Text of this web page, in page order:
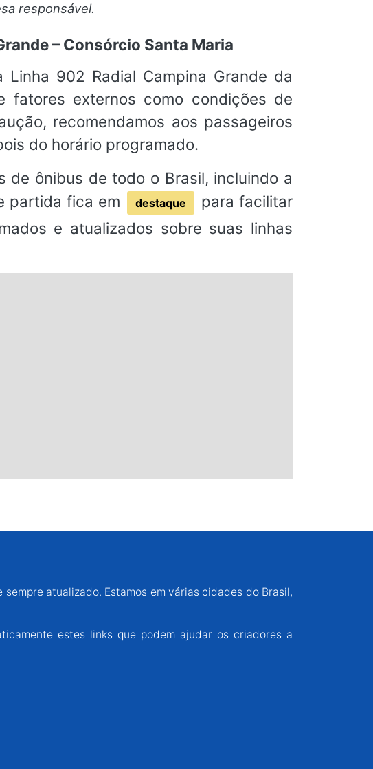
responsável.
– Consórcio Santa Maria
902 Radial Campina Grande da
fatores externos como condições de
recomendamos aos passageiros
do horário programado.
de ônibus de todo o Brasil, incluindo a
partida fica em
destaque
para facilitar
e atualizados sobre suas linhas
atualizado. Estamos em várias cidades do Brasil,
estes links que podem ajudar os criadores a